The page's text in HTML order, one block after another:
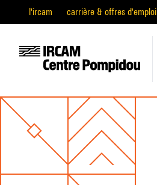
l'ircam carrière & offres d'emploi